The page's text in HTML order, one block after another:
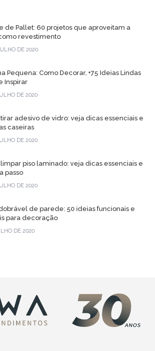
de Pallet: 60 projetos que aproveitam a
revestimento
DE 2020
Pequena: Como Decorar, +75 Ideias Lindas
Inspirar
DE 2020
adesivo de vidro: veja dicas essenciais e
caseiras
DE 2020
piso laminado: veja dicas essenciais e
passo
DE 2020
de parede: 50 ideias funcionais e
para decoração
DE 2020